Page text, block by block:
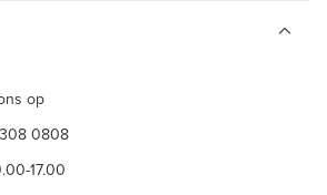
op
0808
17.00